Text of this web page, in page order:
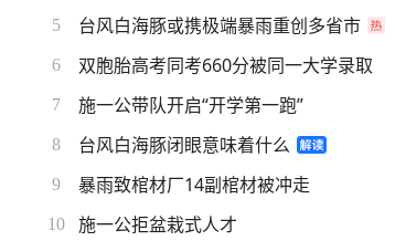
5 台风白海豚或携极端暴雨重创多省市
6 双胞胎高考同考660分被同一大学录取
7 施一公带队开启“开学第一跑”
8 台风白海豚闭眼意味着什么
9 暴雨致棺材厂14副棺材被冲走
10 施一公拒盆栽式人才